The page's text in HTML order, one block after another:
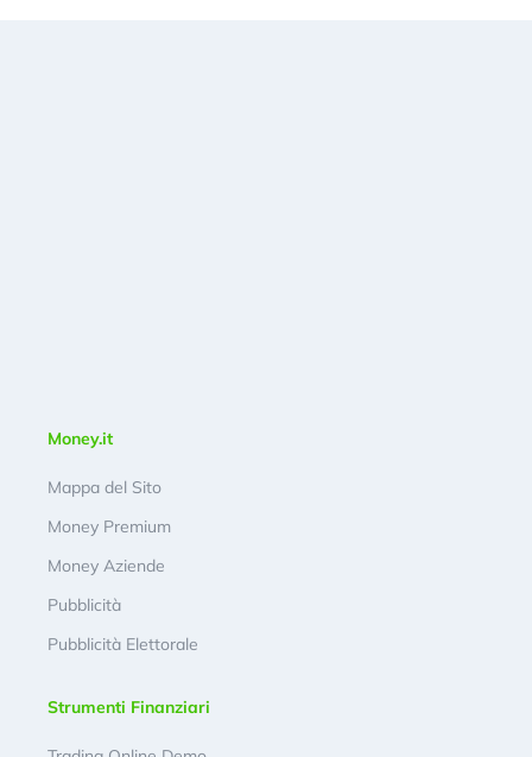
Money.it
Mappa del Sito
Money Premium
Money Aziende
Pubblicità
Pubblicità Elettorale
Strumenti Finanziari